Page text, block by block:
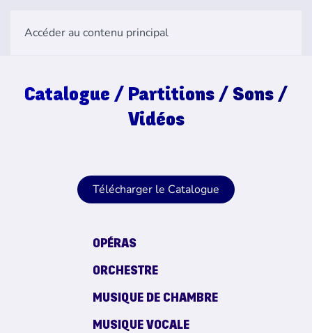
Accéder au contenu principal
Catalogue / Partitions / Sons /
Vidéos
Télécharger le Catalogue
OPÉRAS
ORCHESTRE
MUSIQUE DE CHAMBRE
MUSIQUE VOCALE